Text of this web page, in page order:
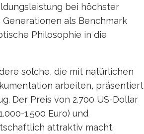
bei höchster
als Benchmark
Philosophie in die
solche, die mit natürlichen
arbeiten, präsentiert
Der Preis von 2.700 US-Dollar
1.500 Euro) und
attraktiv macht.